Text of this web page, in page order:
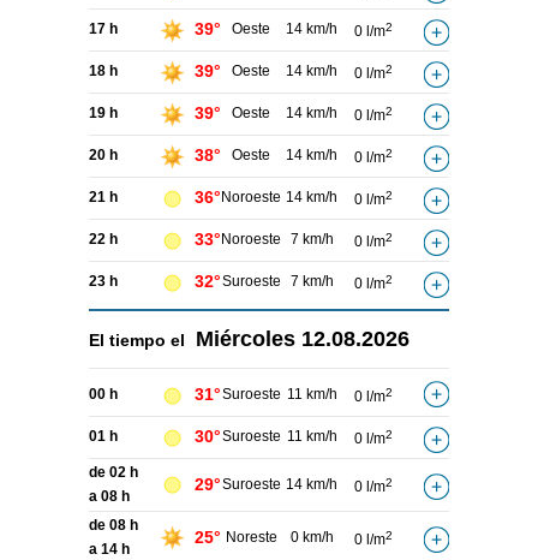
17 h 39° Oeste 14 km/h 0 l/m2
18 h 39° Oeste 14 km/h 0 l/m2
19 h 39° Oeste 14 km/h 0 l/m2
20 h 38° Oeste 14 km/h 0 l/m2
21 h 36° Noroeste 14 km/h 0 l/m2
22 h 33° Noroeste 7 km/h 0 l/m2
23 h 32°Suroeste 7 km/h 0 l/m2
El tiempo el Miércoles 12.08.2026
00 h 31°Suroeste 11 km/h 0 l/m2
01 h 30°Suroeste 11 km/h 0 l/m2
de 02 h
a 08 h
29°Suroeste 14 km/h 0 l/m2
de 08 h
a 14 h
25° Noreste 0 km/h 0 l/m2